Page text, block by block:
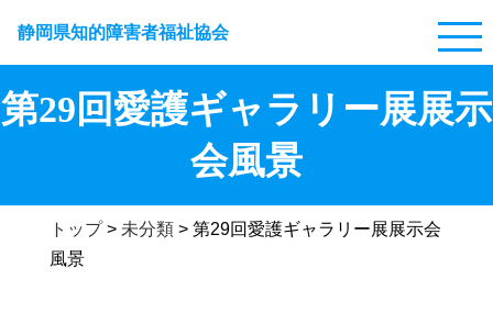
静岡県知的障害者福祉協会
第29回愛護ギャラリー展展示
会風景
トップ> 未分類> 第29回愛護ギャラリー展展示会
風景